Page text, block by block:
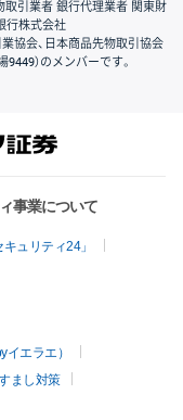
取引業者 銀行代理業者 関東財
行株式会社
協会、日本商品先物取引協会
）のメンバーです。
事業について
ュリティ24」
エラエ）
まし対策